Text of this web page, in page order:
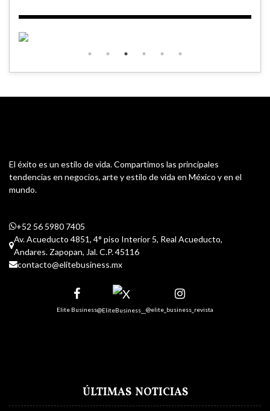
El éxito es un estilo de vida. Compartimos las principales
tendencias en negocios, arte y estilo de vida en México y en el
mundo.
+52 56 5980 7405
Av. Acueducto 4851, 4° piso Interior 5, Real Acueducto,
Andares. Zapopan, Jal. C.P. 45116
contacto@elitebusiness.mx
Elite Business@EliteBusiness__ @elite_business_revista
ÚLTIMAS NOTICIAS